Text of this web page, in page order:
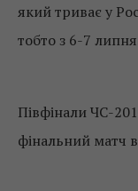
який триває у
тобто з 6-7
Півфінали ЧС-
фінальний матч